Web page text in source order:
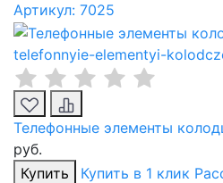
Артикул: 7025
telefonnyie-elementyi-
Телефонные элементы
руб.
Купить
Купить в 1 клик